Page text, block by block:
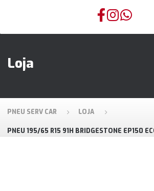
Loja
PNEU SERV CAR LOJA
PNEU 195/65 R15 91H BRIDGESTONE EP150